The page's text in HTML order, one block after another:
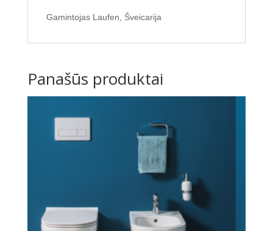
Gamintojas Laufen, Šveicarija
Panašūs produktai